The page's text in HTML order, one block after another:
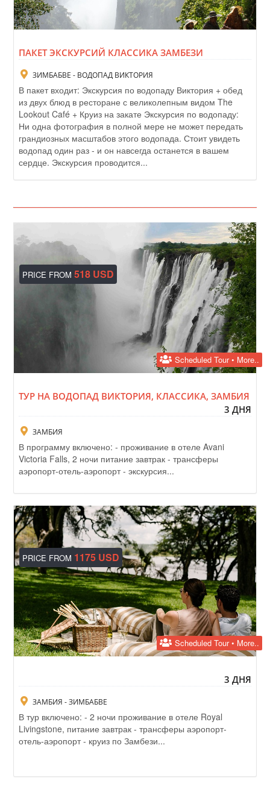
ПАКЕТ ЭКСКУРСИЙ КЛАССИКА ЗАМБЕЗИ
ЗИМБАБВЕ - ВОДОПАД ВИКТОРИЯ
В пакет входит: Экскурсия по водопаду Виктория + обед
из двух блюд в ресторане с великолепным видом The
Lookout Café + Круиз на закате Экскурсия по водопаду:
Ни одна фотография в полной мере не может передать
грандиозных масштабов этого водопада. Стоит увидеть
водопад один раз - и он навсегда останется в вашем
сердце. Экскурсия проводится...
Scheduled Tour • More..
PRICE FROM 518 USD
ТУР НА ВОДОПАД ВИКТОРИЯ, КЛАССИКА, ЗАМБИЯ
3 ДНЯ
ЗАМБИЯ
В программу включено: - проживание в отеле Avani
Victoria Falls, 2 ночи питание завтрак - трансферы
аэропорт-отель-аэропорт - экскурсия...
Scheduled Tour • More..
PRICE FROM 1175 USD
3 ДНЯ
ЗАМБИЯ - ЗИМБАБВЕ
В тур включено: - 2 ночи проживание в отеле Royal
Livingstone, питание завтрак - трансферы аэропорт-
отель-аэропорт - круиз по Замбези...